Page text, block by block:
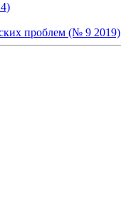
проблем (№ 9 2019)